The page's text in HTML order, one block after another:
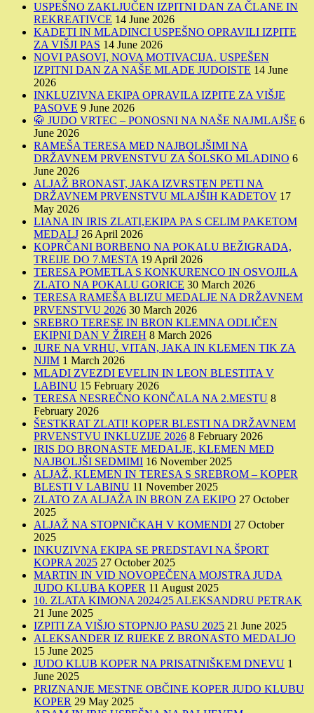
USPEŠNO ZAKLJUČEN IZPITNI DAN ZA ČLANE IN
REKREATIVCE 14 June 2026
KADETI IN MLADINCI USPEŠNO OPRAVILI IZPITE
ZA VIŠJI PAS 14 June 2026
NOVI PASOVI, NOVA MOTIVACIJA. USPEŠEN
IZPITNI DAN ZA NAŠE MLADE JUDOISTE 14 June
2026
INKLUZIVNA EKIPA OPRAVILA IZPITE ZA VIŠJE
PASOVE 9 June 2026
🥋 JUDO VRTEC – PONOSNI NA NAŠE NAJMLAJŠE 6
June 2026
RAMEŠA TERESA MED NAJBOLJŠIMI NA
DRŽAVNEM PRVENSTVU ZA ŠOLSKO MLADINO 6
June 2026
ALJAŽ BRONAST, JAKA IZVRSTEN PETI NA
DRŽAVNEM PRVENSTVU MLAJŠIH KADETOV 17
May 2026
LIANA IN IRIS ZLATI,EKIPA PA S CELIM PAKETOM
MEDALJ 26 April 2026
KOPRČANI BORBENO NA POKALU BEŽIGRADA,
TREIJE DO 7.MESTA 19 April 2026
TERESA POMETLA S KONKURENCO IN OSVOJILA
ZLATO NA POKALU GORICE 30 March 2026
TERESA RAMEŠA BLIZU MEDALJE NA DRŽAVNEM
PRVENSTVU 2026 30 March 2026
SREBRO TERESE IN BRON KLEMNA ODLIČEN
EKIPNI DAN V ŽIREH 8 March 2026
JURE NA VRHU, VITAN, JAKA IN KLEMEN TIK ZA
NJIM 1 March 2026
MLADI ZVEZDI EVELIN IN LEON BLESTITA V
LABINU 15 February 2026
TERESA NESREČNO KONČALA NA 2.MESTU 8
February 2026
ŠESTKRAT ZLATI! KOPER BLESTI NA DRŽAVNEM
PRVENSTVU INKLUZIJE 2026 8 February 2026
IRIS DO BRONASTE MEDALJE, KLEMEN MED
NAJBOLJŠI SEDMIMI 16 November 2025
ALJAŽ, KLEMEN IN TERESA S SREBROM – KOPER
BLESTI V LABINU 11 November 2025
ZLATO ZA ALJAŽA IN BRON ZA EKIPO 27 October
2025
ALJAŽ NA STOPNIČKAH V KOMENDI 27 October
2025
INKUZIVNA EKIPA SE PREDSTAVI NA ŠPORT
KOPRA 2025 27 October 2025
MARTIN IN VID NOVOPEČENA MOJSTRA JUDA
JUDO KLUBA KOPER 11 August 2025
10. ZLATA KIMONA 2024/25 ALEKSANDRU PETRAK
21 June 2025
IZPITI ZA VIŠJO STOPNJO PASU 2025 21 June 2025
ALEKSANDER IZ RIJEKE Z BRONASTO MEDALJO
15 June 2025
JUDO KLUB KOPER NA PRISATNIŠKEM DNEVU 1
June 2025
PRIZNANJE MESTNE OBČINE KOPER JUDO KLUBU
KOPER 29 May 2025